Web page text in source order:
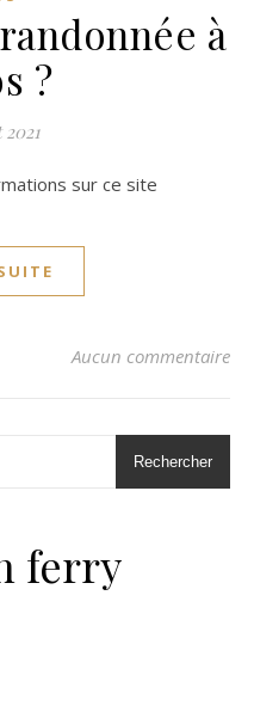
à
?
sur ce site
Aucun commentaire
Rechercher
ferry